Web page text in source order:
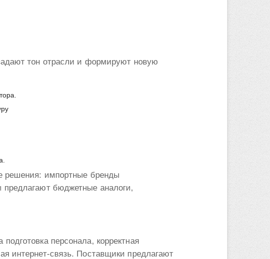
тон отрасли и формируют новую
решения: импортные бренды
бюджетные аналоги,
персонала, корректная
интернет-связь. Поставщики предлагают